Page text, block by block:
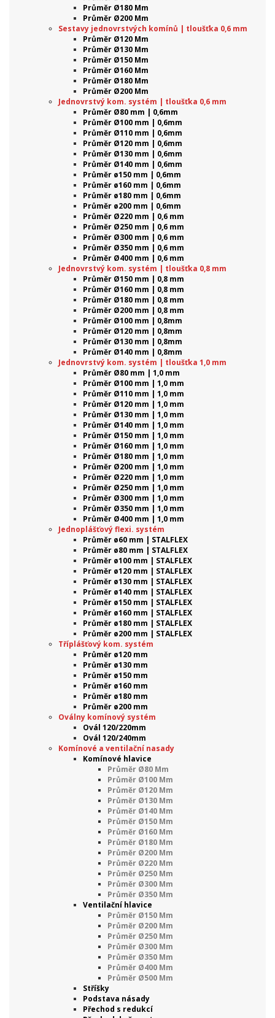
Průměr Ø180 Mm
Průměr Ø200 Mm
Sestavy jednovrstvých komínů | tloušťka 0,6 mm
Průměr Ø120 Mm
Průměr Ø130 Mm
Průměr Ø150 Mm
Průměr Ø160 Mm
Průměr Ø180 Mm
Průměr Ø200 Mm
Jednovrstvý kom. systém | tloušťka 0,6 mm
Průměr Ø80 mm | 0,6mm
Průměr Ø100 mm | 0,6mm
Průměr Ø110 mm | 0,6mm
Průměr Ø120 mm | 0,6mm
Průměr Ø130 mm | 0,6mm
Průměr Ø140 mm | 0,6mm
Průměr ø150 mm | 0,6mm
Průměr ø160 mm | 0,6mm
Průměr ø180 mm | 0,6mm
Průměr ø200 mm | 0,6mm
Průměr Ø220 mm | 0,6 mm
Průměr Ø250 mm | 0,6 mm
Průměr Ø300 mm | 0,6 mm
Průměr Ø350 mm | 0,6 mm
Průměr Ø400 mm | 0,6 mm
Jednovrstvý kom. systém | tloušťka 0,8 mm
Průměr Ø150 mm | 0,8 mm
Průměr Ø160 mm | 0,8 mm
Průměr Ø180 mm | 0,8 mm
Průměr Ø200 mm | 0,8 mm
Průměr Ø100 mm | 0,8mm
Průměr Ø120 mm | 0,8mm
Průměr Ø130 mm | 0,8mm
Průměr Ø140 mm | 0,8mm
Jednovrstvý kom. systém | tloušťka 1,0 mm
Průměr Ø80 mm | 1,0 mm
Průměr Ø100 mm | 1,0 mm
Průměr Ø110 mm | 1,0 mm
Průměr Ø120 mm | 1,0 mm
Průměr Ø130 mm | 1,0 mm
Průměr Ø140 mm | 1,0 mm
Průměr Ø150 mm | 1,0 mm
Průměr Ø160 mm | 1,0 mm
Průměr Ø180 mm | 1,0 mm
Průměr Ø200 mm | 1,0 mm
Průměr Ø220 mm | 1,0 mm
Průměr Ø250 mm | 1,0 mm
Průměr Ø300 mm | 1,0 mm
Průměr Ø350 mm | 1,0 mm
Průměr Ø400 mm | 1,0 mm
Jednoplášťový flexi. systém
Průměr ø60 mm | STALFLEX
Průměr ø80 mm | STALFLEX
Průměr ø100 mm | STALFLEX
Průměr ø120 mm | STALFLEX
Průměr ø130 mm | STALFLEX
Průměr ø140 mm | STALFLEX
Průměr ø150 mm | STALFLEX
Průměr ø160 mm | STALFLEX
Průměr ø180 mm | STALFLEX
Průměr ø200 mm | STALFLEX
Tříplášťový kom. systém
Průměr ø120 mm
Průměr ø130 mm
Průměr ø150 mm
Průměr ø160 mm
Průměr ø180 mm
Průměr ø200 mm
Oválny komínový systém
Ovál 120/220mm
Ovál 120/240mm
Komínové a ventilační nasady
Komínové hlavice
Průměr Ø80 Mm
Průměr Ø100 Mm
Průměr Ø120 Mm
Průměr Ø130 Mm
Průměr Ø140 Mm
Průměr Ø150 Mm
Průměr Ø160 Mm
Průměr Ø180 Mm
Průměr Ø200 Mm
Průměr Ø220 Mm
Průměr Ø250 Mm
Průměr Ø300 Mm
Průměr Ø350 Mm
Ventilační hlavice
Průměr Ø150 Mm
Průměr Ø200 Mm
Průměr Ø250 Mm
Průměr Ø300 Mm
Průměr Ø350 Mm
Průměr Ø400 Mm
Průměr Ø500 Mm
Stříšky
Podstava násady
Přechod s redukcí